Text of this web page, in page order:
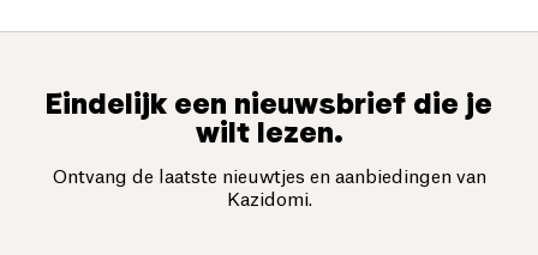
Eindelijk een nieuwsbrief die je
wilt lezen.
Ontvang de laatste nieuwtjes en aanbiedingen van
Kazidomi.